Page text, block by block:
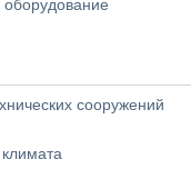
сооружений